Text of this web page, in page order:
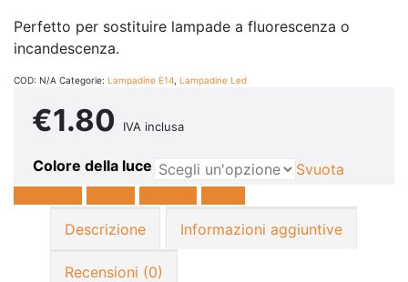
Perfetto per sostituire lampade a fluorescenza o
incandescenza.
COD: N/A Categorie: Lampadine E14 Lampadine Led
€1.80 IVA inclusa
Colore della luce
Svuota
Descrizione
Informazioni aggiuntive
Recensioni (0)